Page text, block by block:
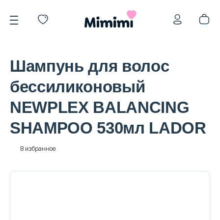
*OVERSTOCK -30%
Уход за лицом
Шампунь для волос
бессиликоновый
NEWPLEX BALANCING
SHAMPOO 530мл LADOR
В избранное